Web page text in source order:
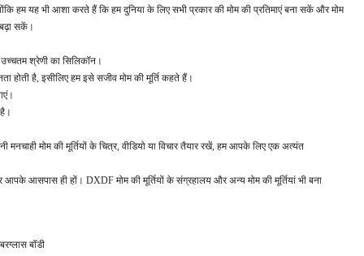
हम यह भी आशा करते हैं कि हम दुनिया के लिए सभी प्रकार की मोम की प्रतिमाएं बना सकें और मोम
सकें।
श्रेणी का सिलिकॉन।
है, इसीलिए हम इसे सजीव मोम की मूर्ति कहते हैं।
मनचाही मोम की मूर्तियों के चित्र, वीडियो या विचार तैयार रखें, हम आपके लिए एक अत्यंत
आपके आसपास ही हों। DXDF मोम की मूर्तियों के संग्रहालय और अन्य मोम की मूर्तियां भी बना
बॉडी